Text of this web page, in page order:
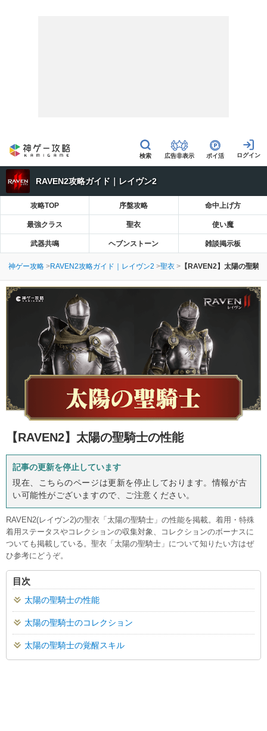
広告非表示 ポイ活
RAVEN2攻略ガイド｜レイヴン2
攻略TOP 序盤攻略 命中上げ方
最強クラス 聖衣 使い魔
武器共鳴 ヘブンストーン 雑談掲示板
神ゲー攻略 RAVEN2攻略ガイド｜レイヴン2 聖衣 【RAVEN2】太陽の聖騎
【RAVEN2】 太陽の聖騎士の性能
記事の更新を停止しています
現在、こちらのページは更新を停止しております。情報が古
い可能性がございますので、ご注意ください。
RAVEN2(レイヴン2)の聖衣「太陽の聖騎士」の性能を掲載。着用・特殊
着用ステータスやコレクションの収集対象、コレクションのボーナスに
ついても掲載している。聖衣「太陽の聖騎士」について知りたい方はぜ
ひ参考にどうぞ。
目次
太陽の聖騎士の性能
太陽の聖騎士のコレクション
太陽の聖騎士の覚醒スキル